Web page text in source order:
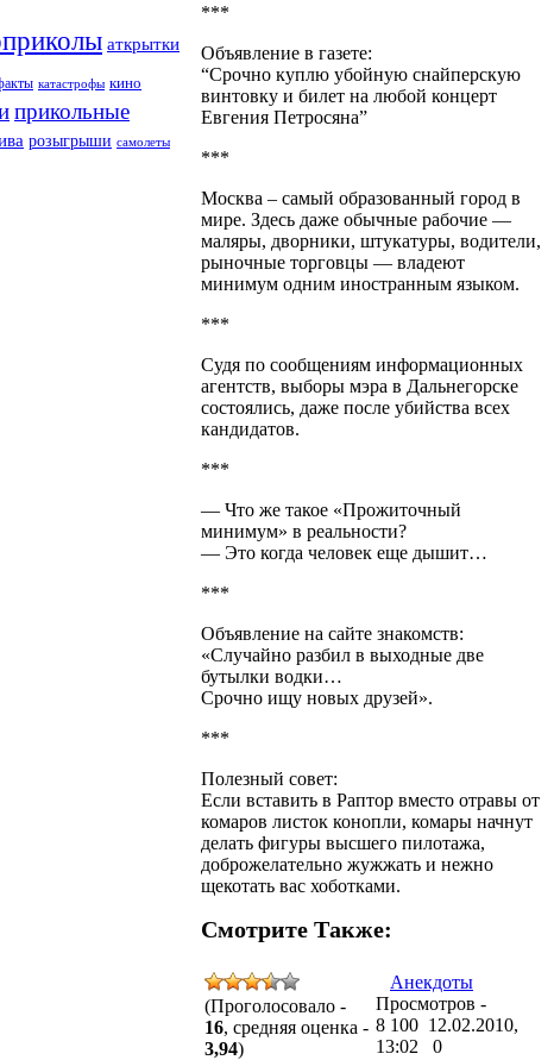
аткрытки
катастрофы кино
прикольные
розыгрыши самолеты
***
Объявление в газете:
“Срочно куплю убойную снайперскую
винтовку и билет на любой концерт
Евгения Петросяна”
***
Москва – самый образованный город в
мире. Здесь даже обычные рабочие —
маляры, дворники, штукатуры, водители,
рыночные торговцы — владеют
минимум одним иностранным языком.
***
Судя по сообщениям информационных
агентств, выборы мэра в Дальнегорске
состоялись, даже после убийства всех
кандидатов.
***
— Что же такое «Прожиточный
минимум» в реальности?
— Это когда человек еще дышит…
***
Объявление на сайте знакомств:
«Случайно разбил в выходные две
бутылки водки…
Срочно ищу новых друзей».
***
Полезный совет:
Если вставить в Раптор вместо отравы от
комаров листок конопли, комары начнут
делать фигуры высшего пилотажа,
доброжелательно жужжать и нежно
щекотать вас хоботками.
Смотрите Также:
(Проголосовало -
16, средняя оценка -
3,94)
Анекдоты
Просмотров -
8 100 12.02.2010,
13:02
0